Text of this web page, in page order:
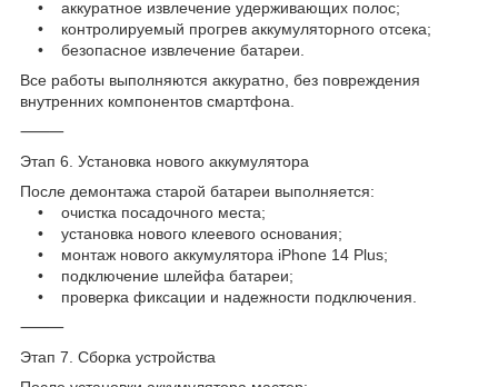
• аккуратное извлечение удерживающих полос;
• контролируемый прогрев аккумуляторного отсека;
• безопасное извлечение батареи.
Все работы выполняются аккуратно, без повреждения
внутренних компонентов смартфона.
⸻
Этап 6. Установка нового аккумулятора
После демонтажа старой батареи выполняется:
• очистка посадочного места;
• установка нового клеевого основания;
• монтаж нового аккумулятора iPhone 14 Plus;
• подключение шлейфа батареи;
• проверка фиксации и надежности подключения.
⸻
Этап 7. Сборка устройства